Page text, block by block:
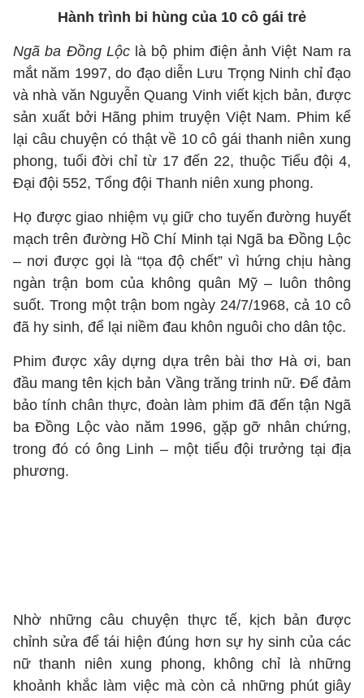
Hành trình bi hùng của 10 cô gái trẻ
Ngã ba Đồng Lộclà bộ phim điện ảnh Việt Nam ra
mắt năm 1997, do đạo diễn Lưu Trọng Ninh chỉ đạo
và nhà văn Nguyễn Quang Vinh viết kịch bản, được
sản xuất bởi Hãng phim truyện Việt Nam. Phim kể
lại câu chuyện có thật về 10 cô gái thanh niên xung
phong, tuổi đời chỉ từ 17 đến 22, thuộc Tiểu đội 4,
Đại đội 552, Tổng đội Thanh niên xung phong.
Họ được giao nhiệm vụ giữ cho tuyến đường huyết
mạch trên đường Hồ Chí Minh tại Ngã ba Đồng Lộc
– nơi được gọi là “tọa độ chết” vì hứng chịu hàng
ngàn trận bom của không quân Mỹ – luôn thông
suốt. Trong một trận bom ngày 24/7/1968, cả 10 cô
đã hy sinh, để lại niềm đau khôn nguôi cho dân tộc.
Phim được xây dựng dựa trên bài thơ Hà ơi, ban
đầu mang tên kịch bản Vầng trăng trinh nữ. Để đảm
bảo tính chân thực, đoàn làm phim đã đến tận Ngã
ba Đồng Lộc vào năm 1996, gặp gỡ nhân chứng,
trong đó có ông Linh – một tiểu đội trưởng tại địa
phương.
Nhờ những câu chuyện thực tế, kịch bản được
chỉnh sửa để tái hiện đúng hơn sự hy sinh của các
nữ thanh niên xung phong, không chỉ là những
khoảnh khắc làm việc mà còn cả những phút giây